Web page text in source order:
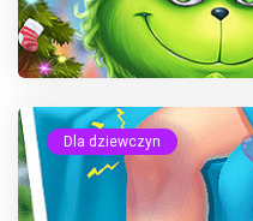
Dla dziewczyn